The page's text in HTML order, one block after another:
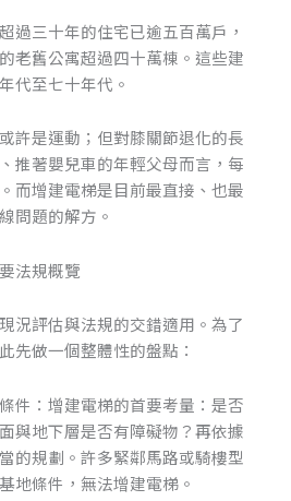
過三十年的住宅已逾五百萬戶，
老舊公寓超過四十萬棟。這些建
代至七十年代。
許是運動；但對膝關節退化的長
推著嬰兒車的年輕父母而言，每
而增建電梯是目前最直接、也最
問題的解方。
法規概覽
況評估與法規的交錯適用。為了
先做一個整體性的盤點：
件：增建電梯的首要考量：是否
與地下層是否有障礙物？再依據
的規劃。許多緊鄰馬路或騎樓型
地條件，無法增建電梯。